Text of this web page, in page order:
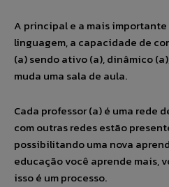
A principal e a mais
linguagem, a capacidade de
(a) sendo ativo (a), dinâmico
muda uma sala de aula.
Cada professor (a) é uma rede
com outras redes estão
possibilitando uma nova
educação você aprende mais,
isso é um processo.